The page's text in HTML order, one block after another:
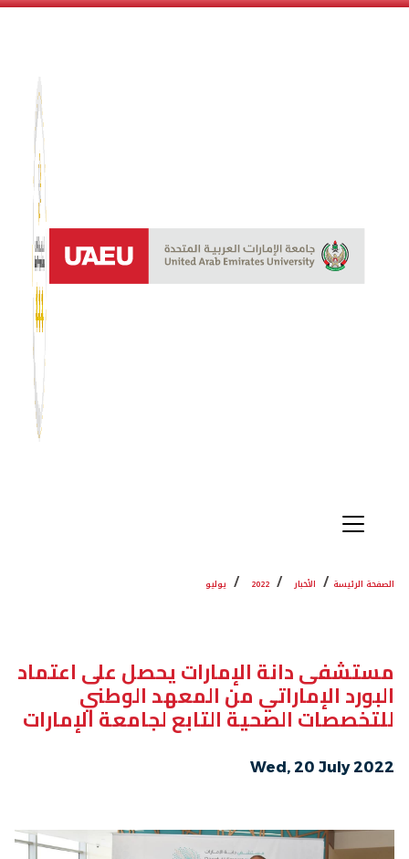
نظام
الصفحة الرئيسة الأخبار 2022 يوليو
مستشفى دانة الإمارات يحصل على اعتماد
البورد الإماراتي من المعهد الوطني
للتخصصات الصحية التابع لجامعة الإمارات
Wed, 20 July 2022